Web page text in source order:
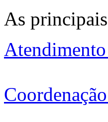
As